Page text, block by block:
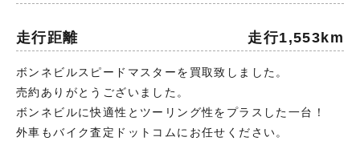
走行距離 走行1,553km
ボンネビルスピードマスターを買取致しました。
売約ありがとうございました。
ボンネビルに快適性とツーリング性をプラスした一台！
外車もバイク査定ドットコムにお任せください。